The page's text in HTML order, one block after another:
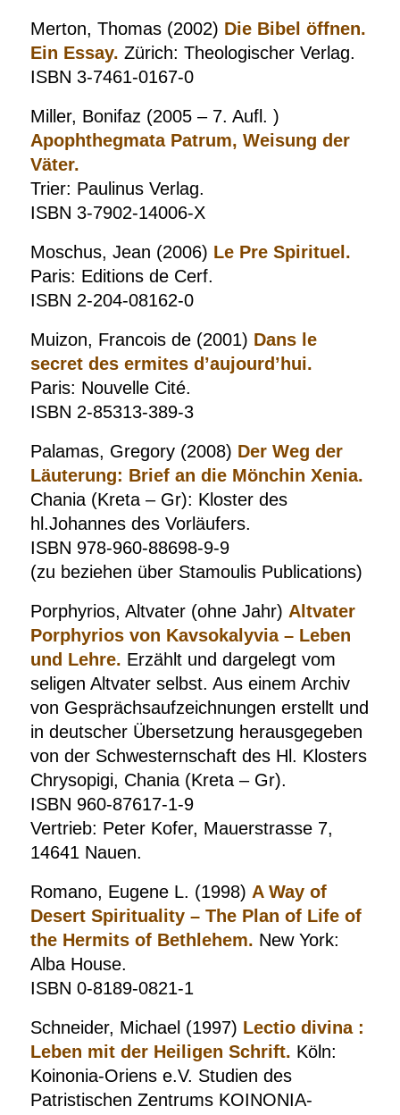
Merton, Thomas (2002) Die Bibel öffnen.
Ein Essay. Zürich: Theologischer Verlag.
ISBN 3-7461-0167-0
Miller, Bonifaz (2005 – 7. Aufl. )
Apophthegmata Patrum, Weisung der
Väter.
Trier: Paulinus Verlag.
ISBN 3-7902-14006-X
Moschus, Jean (2006) Le Pre Spirituel.
Paris: Editions de Cerf.
ISBN 2-204-08162-0
Muizon, Francois de (2001) Dans le
secret des ermites d’aujourd’hui.
Paris: Nouvelle Cité.
ISBN 2-85313-389-3
Palamas, Gregory (2008) Der Weg der
Läuterung: Brief an die Mönchin Xenia.
Chania (Kreta – Gr): Kloster des
hl.Johannes des Vorläufers.
ISBN 978-960-88698-9-9
(zu beziehen über Stamoulis Publications)
Porphyrios, Altvater (ohne Jahr) Altvater
Porphyrios von Kavsokalyvia – Leben
und Lehre. Erzählt und dargelegt vom
seligen Altvater selbst. Aus einem Archiv
von Gesprächsaufzeichnungen erstellt und
in deutscher Übersetzung herausgegeben
von der Schwesternschaft des Hl. Klosters
Chrysopigi, Chania (Kreta – Gr).
ISBN 960-87617-1-9
Vertrieb: Peter Kofer, Mauerstrasse 7,
14641 Nauen.
Romano, Eugene L. (1998) A Way of
Desert Spirituality – The Plan of Life of
the Hermits of Bethlehem. New York:
Alba House.
ISBN 0-8189-0821-1
Schneider, Michael (1997) Lectio divina :
Leben mit der Heiligen Schrift. Köln:
Koinonia-Oriens e.V. Studien des
Patristischen Zentrums KOINONIA-